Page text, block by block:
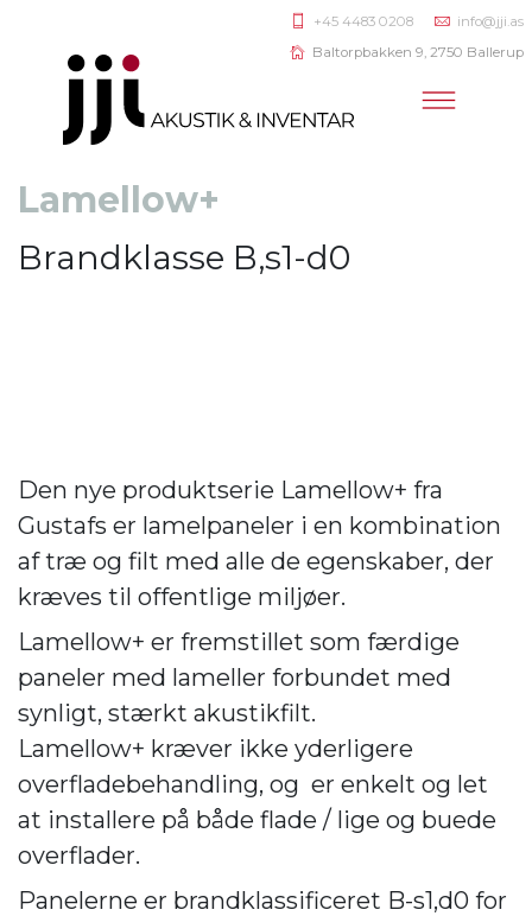
+45 4483 0208
info@jji.as
Baltorpbakken 9, 2750 Ballerup
Lamellow+
Brandklasse B,s1-d0
Den nye produktserie Lamellow+ fra
Gustafs er lamelpaneler i en kombination
af træ og filt med alle de egenskaber, der
kræves til offentlige miljøer.
Lamellow+ er fremstillet som færdige
paneler med lameller forbundet med
synligt, stærkt akustikfilt.
Lamellow+ kræver ikke yderligere
overfladebehandling, og er enkelt og let
at installere på både flade / lige og buede
overflader.
Panelerne er brandklassificeret B-s1,d0 for